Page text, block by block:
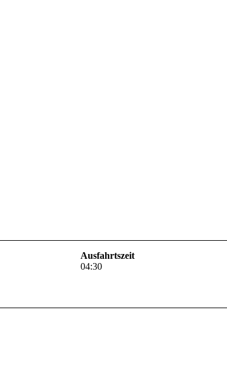
Ausfahrtszeit
04:30